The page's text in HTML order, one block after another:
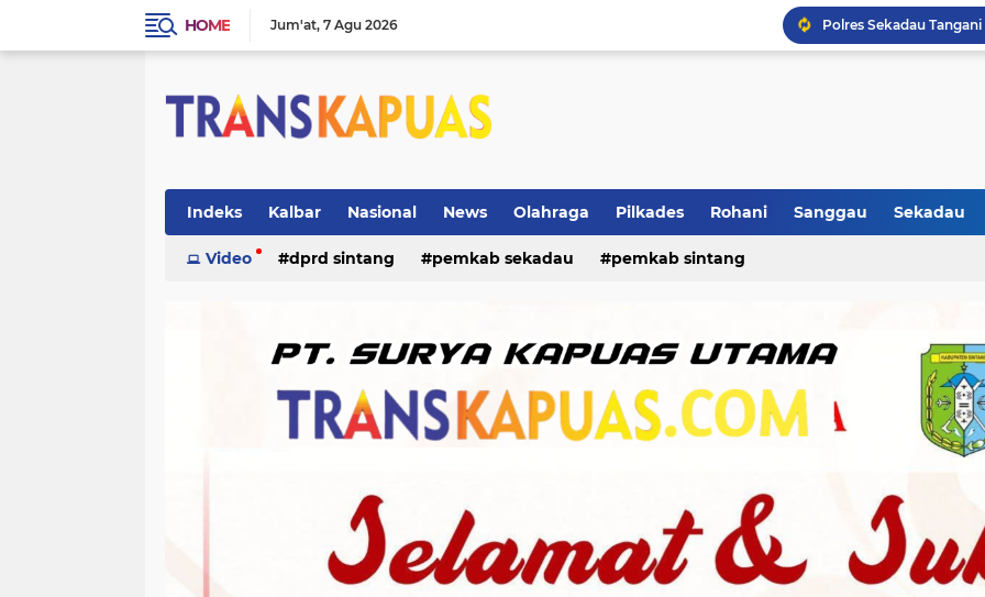
HOME Jum'at 7 Agu 2026
Indeks Kalbar Nasional News Olahraga Pilkades Rohani Sanggau Sekadau
ketapang kriminal
Video dprd sintang pemkab sekadau pemkab sintang